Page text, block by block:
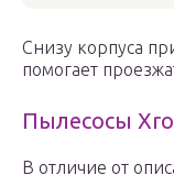
Снизу корпуса
помогает
Пылесосы
В отличие от